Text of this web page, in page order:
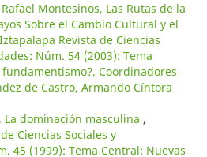
Rafael Montesinos, Las Rutas de la
Sobre el Cambio Cultural y el
Iztapalapa Revista de Ciencias
Núm. 54 (2003): Tema
Coordinadores
de Castro, Armando Cíntora
La dominación masculina ,
Ciencias Sociales y
45 (1999): Tema Central: Nuevas